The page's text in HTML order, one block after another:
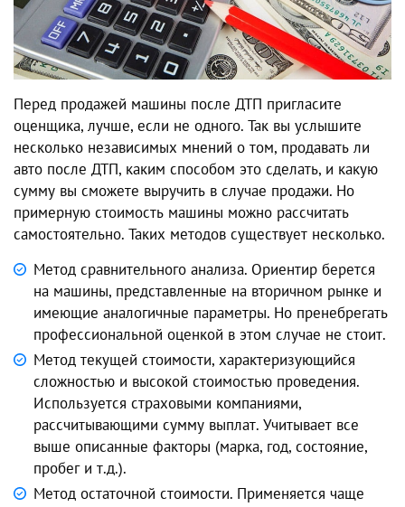
Перед продажей машины после ДТП пригласите
оценщика, лучше, если не одного. Так вы услышите
несколько независимых мнений о том, продавать ли
авто после ДТП, каким способом это сделать, и какую
сумму вы сможете выручить в случае продажи. Но
примерную стоимость машины можно рассчитать
самостоятельно. Таких методов существует несколько.
Метод сравнительного анализа. Ориентир берется
на машины, представленные на вторичном рынке и
имеющие аналогичные параметры. Но пренебрегать
профессиональной оценкой в этом случае не стоит.
Метод текущей стоимости, характеризующийся
сложностью и высокой стоимостью проведения.
Используется страховыми компаниями,
рассчитывающими сумму выплат. Учитывает все
выше описанные факторы (марка, год, состояние,
пробег и т.д.).
Метод остаточной стоимости. Применяется чаще